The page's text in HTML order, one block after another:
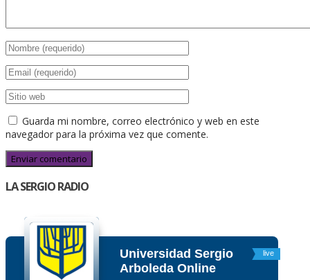
Guarda mi nombre, correo electrónico y web en este
navegador para la próxima vez que comente.
LA SERGIO RADIO